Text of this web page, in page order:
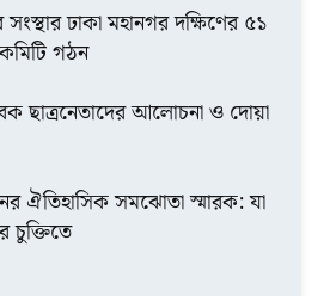
সংস্থার ঢাকা মহানগর দক্ষিণের ৫১
গঠন
ছাত্রনেতাদের আলোচনা ও দোয়া
ঐতিহাসিক সমঝোতা স্মারক: যা
চুক্তিতে